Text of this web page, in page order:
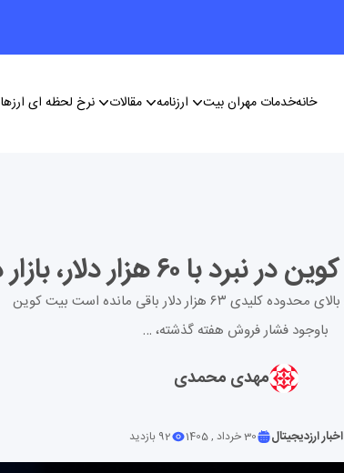
خانهخدمات مهران بیت ارزنامه مقالات نرخ لحظه ای ارزها
۱. بیت کوین همچنان بالای محدوده کلیدی ۶۳ هزار دلار باقی مانده است بیت کوین
باوجود فشار فروش هفته گذشته، …
مهدی محمدی
اخبار ارزدیجیتال 30 خرداد , 1405 92 بازدید